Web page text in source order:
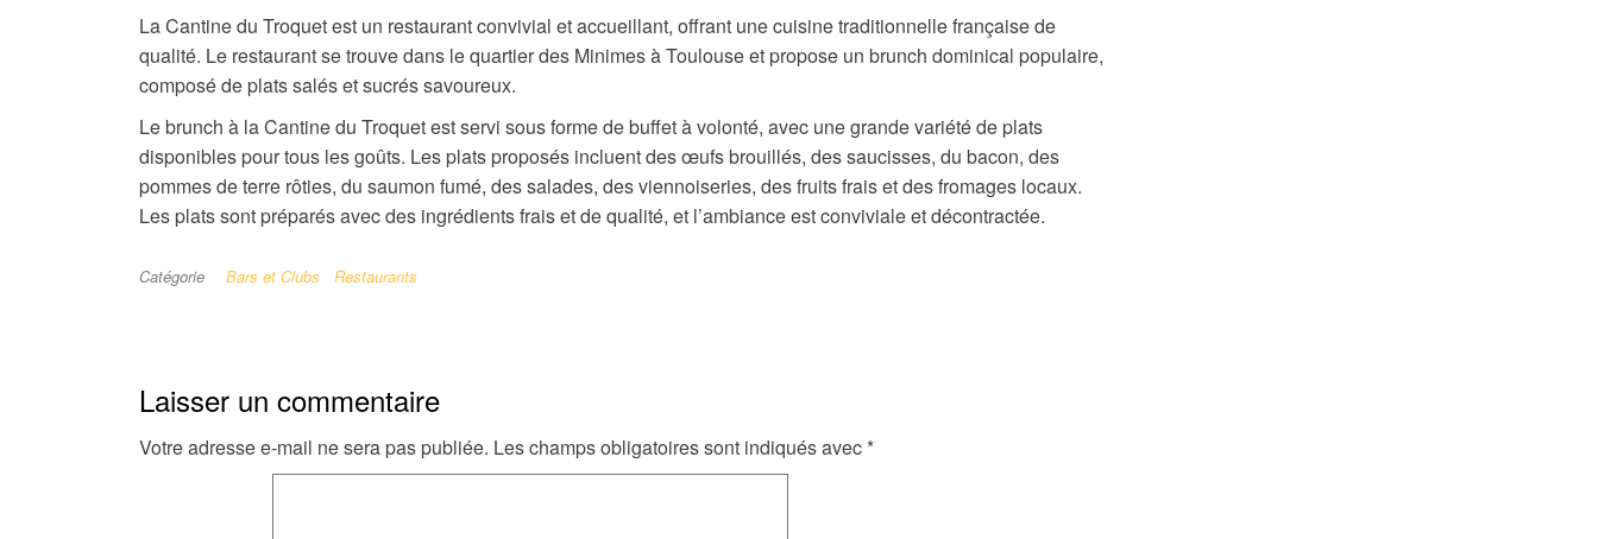
La Cantine du Troquet est un restaurant convivial et accueillant, offrant une cuisine traditionnelle française de
qualité. Le restaurant se trouve dans le quartier des Minimes à Toulouse et propose un brunch dominical populaire,
composé de plats salés et sucrés savoureux.
Le brunch à la Cantine du Troquet est servi sous forme de buffet à volonté, avec une grande variété de plats
disponibles pour tous les goûts. Les plats proposés incluent des œufs brouillés, des saucisses, du bacon, des
pommes de terre rôties, du saumon fumé, des salades, des viennoiseries, des fruits frais et des fromages locaux.
Les plats sont préparés avec des ingrédients frais et de qualité, et l’ambiance est conviviale et décontractée.
Catégorie Bars et Clubs Restaurants
Laisser un commentaire
Votre adresse e-mail ne sera pas publiée. Les champs obligatoires sont indiqués avec *